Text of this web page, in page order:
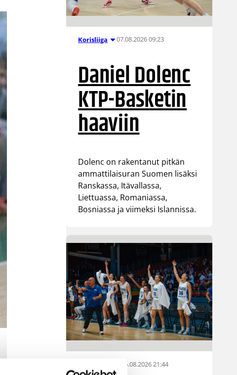
Korisliiga 07.08.2026 09:23
Daniel Dolenc
KTP-Basketin
haaviin
Dolenc on rakentanut pitkän
ammattilaisuran Suomen lisäksi
Ranskassa, Itävallassa,
Liettuassa, Romaniassa,
Bosniassa ja viimeksi Islannissa.
06.08.2026 21:44